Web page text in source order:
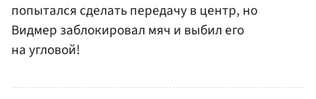
попытался сделать передачу в центр, но
Видмер заблокировал мяч и выбил его
на угловой!